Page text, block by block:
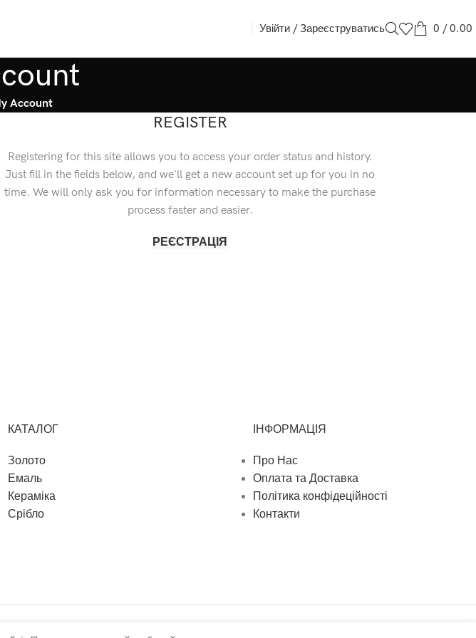
Увійти / Зареєструватись 0 / 0.00
Account
REGISTER
Registering for this site allows you to access your order status and history.
Just fill in the fields below, and we'll get a new account set up for you in no
time. We will only ask you for information necessary to make the purchase
process faster and easier.
РЕЄСТРАЦІЯ
КАТАЛОГ
Золото
Емаль
Кераміка
Срібло
ІНФОРМАЦІЯ
Про Нас
Оплата та Доставка
Політика конфідеційності
Контакти